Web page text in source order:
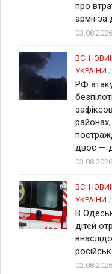
про
армії за
03.08.2026
ВСІ
УКРАЇНИ /
РФ
двоє —
03.08.2026
ВСІ
УКРАЇНИ /
В
дітей
02.08.2026